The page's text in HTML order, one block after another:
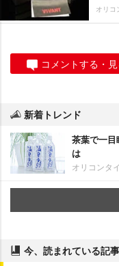
オリコ
コメントする・
新着トレンド
茶葉で一
は
オリコンタ
今、読まれている記事